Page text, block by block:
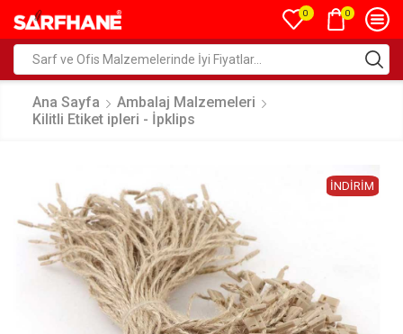
0 0
Ana Sayfa
Ambalaj Malzemeleri
Kilitli Etiket ipleri - İpklips
İNDIRIM